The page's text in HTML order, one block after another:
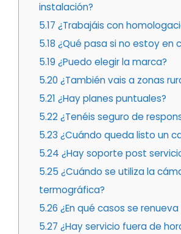
instalación?
5.17 ¿Trabajáis con
5.18 ¿Qué pasa si no estoy en
5.19 ¿Puedo elegir la marca?
5.20 ¿También vais a zonas
5.21 ¿Hay planes puntuales?
5.22¿Tenéis seguro de
5.23 ¿Cuándo queda listo un
5.24 ¿Hay soporte post
5.25 ¿Cuándo se utiliza la
termográfica?
5.26 ¿En qué casos se
5.27 ¿Hay servicio fuera de